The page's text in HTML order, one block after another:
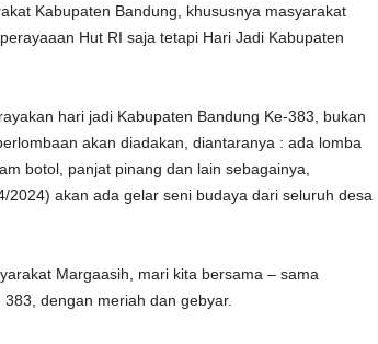
Kabupaten Bandung, khususnya masyarakat
Hut RI saja tetapi Hari Jadi Kabupaten
hari jadi Kabupaten Bandung Ke-383, bukan
akan diadakan, diantaranya : ada lomba
botol, panjat pinang dan lain sebagainya,
akan ada gelar seni budaya dari seluruh desa
Margaasih, mari kita bersama – sama
dengan meriah dan gebyar.